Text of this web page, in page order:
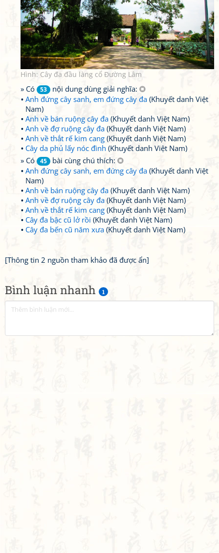
Bình luận nhanh 1
Hình: Cây đa đầu làng cổ Đường Lâm
» Có 53
nội dung dùng giải nghĩa:
Anh đứng cây sanh, em đứng cây đa (Khuyết danh Việt
Nam)
Anh về bán ruộng cây đa (Khuyết danh Việt Nam)
Anh về đợ ruộng cây đa (Khuyết danh Việt Nam)
Anh về thắt rế kim cang (Khuyết danh Việt Nam)
Cây da phủ lấy nóc đình (Khuyết danh Việt Nam)
» Có
45
bài cùng chú thích:
Anh đứng cây sanh, em đứng cây đa (Khuyết danh Việt
Nam)
Anh về bán ruộng cây đa (Khuyết danh Việt Nam)
Anh về đợ ruộng cây đa (Khuyết danh Việt Nam)
Anh về thắt rế kim cang (Khuyết danh Việt Nam)
Cây đa bậc cũ lở rồi (Khuyết danh Việt Nam)
Cây đa bến cũ năm xưa (Khuyết danh Việt Nam)
[Thông tin 2 nguồn tham khảo đã được ẩn]